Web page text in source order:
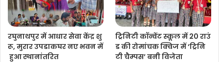
रघुनाथपुर में आधार सेवा केंद्र शु
रू, मुरार उपडाकघर नए भवन में
हुआ स्थानांतरित
ट्रिनिटी कॉन्वेंट स्कूल में 20 राउं
ड की रोमांचक क्विज में ‘ट्रिनि
टी चैम्पस’ बनी विजेता